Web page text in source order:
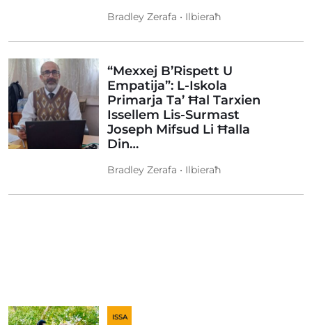
Bradley Zerafa • Ilbieraħ
“Mexxej B’Rispett U
Empatija”: L-Iskola
Primarja Ta’ Ħal Tarxien
Issellem Lis-Surmast
Joseph Mifsud Li Ħalla
Din…
Bradley Zerafa • Ilbieraħ
ISSA